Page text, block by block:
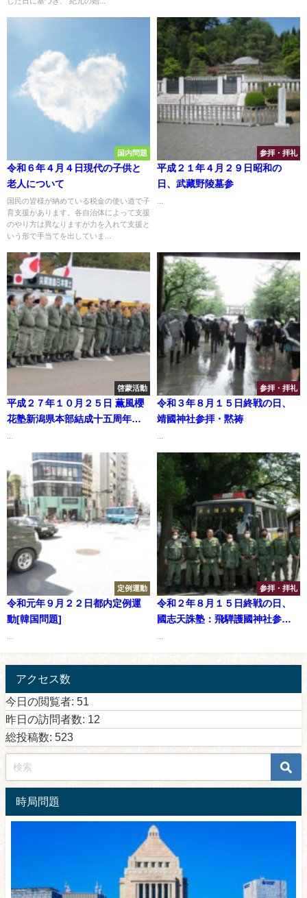
国内問題
令和６年４月４日現代の子供と
老人について
国民の皆様が納めている税金の使い道で子
育支援があります。各自治体によって支援
のやり方は異なりますが力を入れて支援と
いう形で手当てを出していま...
参拝・拝礼
平成２１年４月２９日昭和の
日、武藏野陵墓参
啓蒙活動
平成２７年１０月２５日 薫風櫻
花塾新潟県本部結成十五周年記
参拝・拝礼
令和３年８月１５日終戦の日、
靖國神社参拝・黙祷
定例運動
令和元年９月２２日都内定例運
動[韓国問題]
参拝・拝礼
令和２年８月１５日終戦の日、
國志天誅塾：飛騨護國神社参
アクセス数
今日の閲覧者: 51
昨日の訪問者数: 12
総投稿数: 523
時局問題